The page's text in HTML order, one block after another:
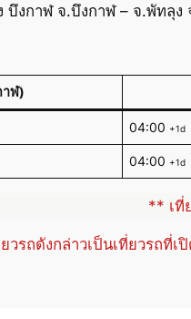
บึงกาฬ จ.บึงกาฬ – จ.พัทลุ
าฬ)
04:00 +1d
04:00 +1d
** เที่
วรถดังกล่าวเป็นเที่ยวรถที่